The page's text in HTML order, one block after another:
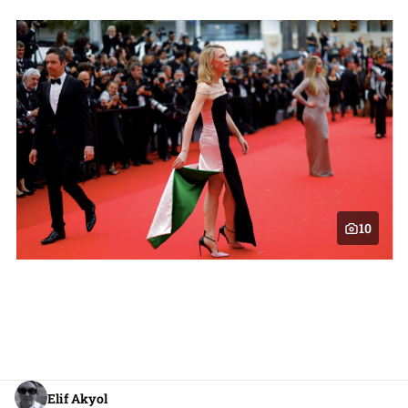
10
Elif Akyol